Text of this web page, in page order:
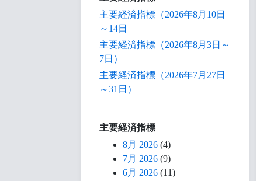
主要経済指標（2026年8月10日
～14日
主要経済指標（2026年8月3日～
7日）
主要経済指標（2026年7月27日
～31日）
主要経済指標
8月 2026 (4)
7月 2026 (9)
6月 2026 (11)